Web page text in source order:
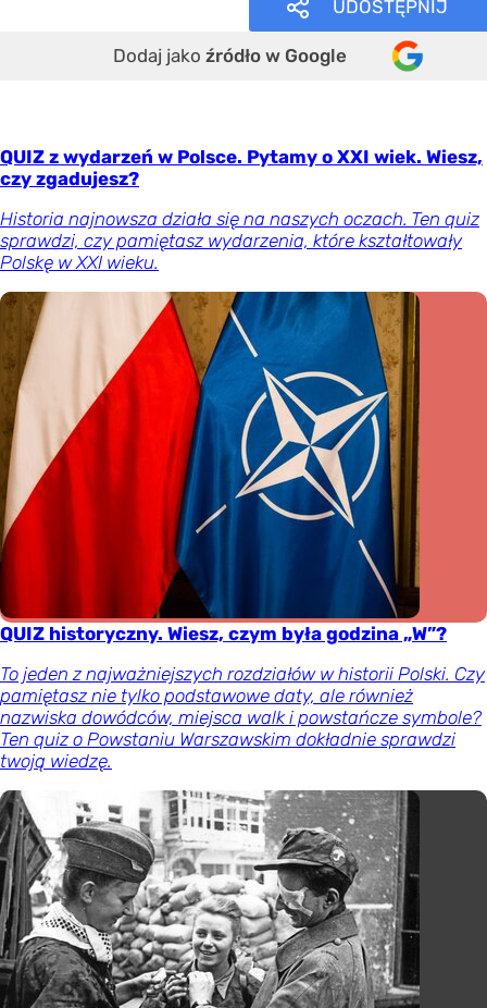
UDOSTĘPNIJ
Dodaj jako źródło w Google
QUIZ z wydarzeń w Polsce. Pytamy o XXI wiek. Wiesz,
czy zgadujesz?
Historia najnowsza działa się na naszych oczach. Ten quiz
sprawdzi, czy pamiętasz wydarzenia, które kształtowały
Polskę w XXI wieku.
QUIZ historyczny. Wiesz, czym była godzina „W”?
To jeden z najważniejszych rozdziałów w historii Polski. Czy
pamiętasz nie tylko podstawowe daty, ale również
nazwiska dowódców, miejsca walk i powstańcze symbole?
Ten quiz o Powstaniu Warszawskim dokładnie sprawdzi
twoją wiedzę.